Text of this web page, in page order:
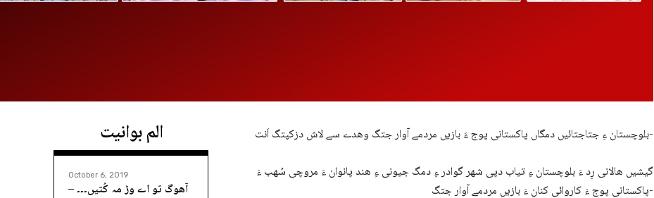
الم بوانیت
October 6, 2019
آھوگ تو اے وڑ مہ کُتیں۔۔۔ –
بلوچستان ءِ جتاجتائیں دمگاں پاکستانی پوج ءَ بازیں مردمے آوار جتگ وھدے سے لاش دزکپتگ اَنت-
گیشیں ھالانی رِد ءَ بلوچستان ءِ تیاب دپی شھر گوادر ءِ دمگ جیونی ءِ ھند پانوان ءَ مروچی سُھب ءَ
پاکستانی پوج ءَ کاروائی کنان ءَ بازیں مردمے آوار جتگ-